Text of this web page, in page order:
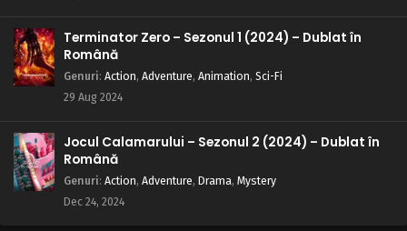
Terminator Zero – Sezonul 1 (2024) – Dublat în
Română
Genuri: Action, Adventure, Animation, Sci-Fi
29 Aug 2024
Jocul Calamarului – Sezonul 2 (2024) – Dublat în
Română
Genuri: Action, Adventure, Drama, Mystery
Dec 24, 2024